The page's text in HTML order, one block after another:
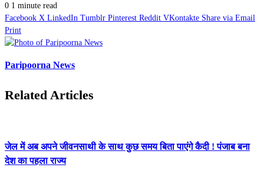
0 1 minute read
Facebook X LinkedIn Tumblr Pinterest Reddit VKontakte Share via Email
Print
Paripoorna News
Related Articles
जेल में अब अपने जीवनसाथी के साथ कुछ समय बिता पाएंगे कैदी ! पंजाब बना
देश का पहला राज्य